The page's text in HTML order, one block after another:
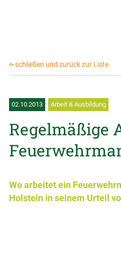
schließen und zurück zur Liste
02.10.2013 Arbeit & Ausbildung
Regelmäßige
Wo arbeitet ein
Holstein in seinem Urteil